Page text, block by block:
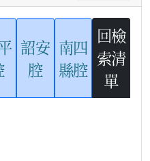
詔安
腔
南四
縣腔
回檢
索清
單